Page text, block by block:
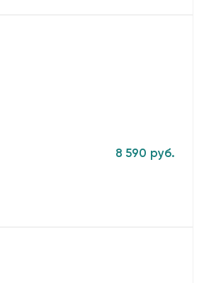
8 590 руб.